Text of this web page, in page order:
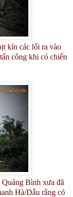
kín các lối ra vào
công khi có chiến
Bình xưa đã
Hà/Dẫu rằng có